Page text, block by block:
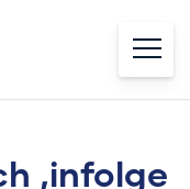
‚infolge